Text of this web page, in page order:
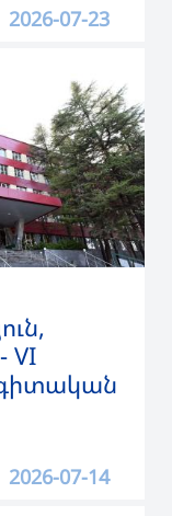
2026-07-23
VI
2026-07-14